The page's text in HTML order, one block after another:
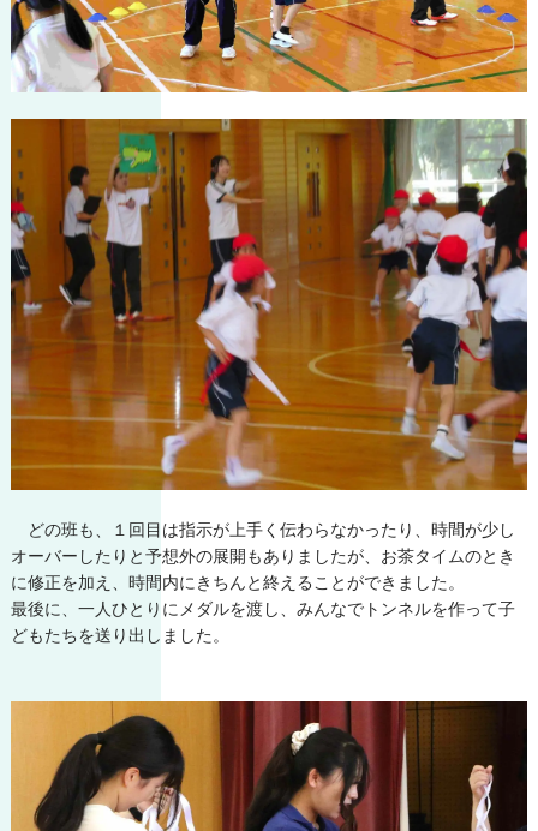
どの班も、１回目は指示が上手く伝わらなかったり、時間が少し
オーバーしたりと予想外の展開もありましたが、お茶タイムのとき
に修正を加え、時間内にきちんと終えることができました。
最後に、一人ひとりにメダルを渡し、みんなでトンネルを作って子
どもたちを送り出しました。